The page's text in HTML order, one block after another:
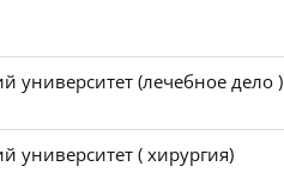
университет (лечебное дело )
университет ( хирургия)